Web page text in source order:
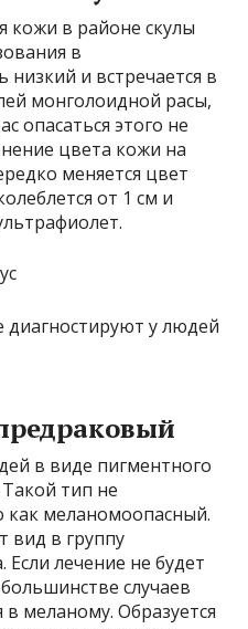
кожи в районе скулы
в
низкий и встречается в
монголоидной расы,
опасаться этого не
цвета кожи на
меняется цвет
от 1 см и
у людей
в виде пигментного
тип не
как меланомоопасный.
вид в группу
лечение не будет
случаев
меланому. Образуется